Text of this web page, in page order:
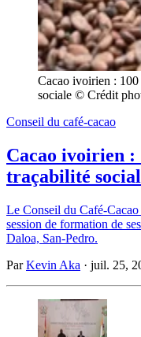
Cacao ivoirien : 100
sociale © Crédit
Conseil du café-cacao
Cacao ivoirien :
traçabilité
Le Conseil du Café-
session de formation de
Daloa, San-Pedro.
ParKevin Aka · juil. 25,